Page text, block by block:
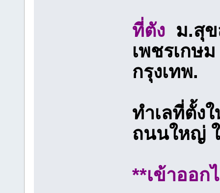
ที่ตังม.สุข
เพชรเกษ
กรุงเทพ.
ทำเลที่ตั้ง
ถนนใหญ่
**เข้าออก